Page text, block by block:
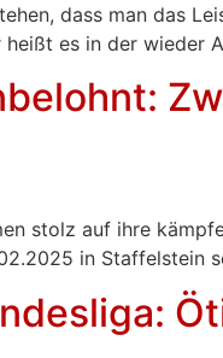
dass man das
es in der wieder
stolz auf ihre
in Staffelstein